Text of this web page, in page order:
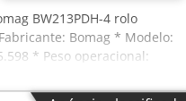
BW213PDH-4 rolo
Bomag * Modelo:
* Peso operacional:
* Mais fotos e vídeo
mais informações, por favor